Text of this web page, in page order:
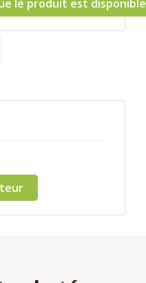
le produit est disponible